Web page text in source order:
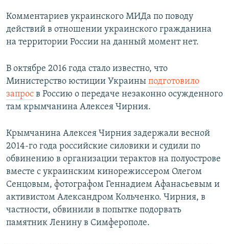
Комментариев украинского МИДа по поводу
действий в отношении украинского гражданина
на территории России на данный момент нет.
В октябре 2016 года стало известно, что
Министерство юстиции Украины подготовило
запрос в Россию о передаче незаконно осужденного
там крымчанина Алексея Чирния.
Крымчанина Алексея Чирния задержали весной
2014-го года российские силовики и судили по
обвинению в организации терактов на полуострове
вместе с украинским кинорежиссером Олегом
Сенцовым, фотографом Геннадием Афанасьевым и
активистом Александром Кольченко. Чирния, в
частности, обвинили в попытке подорвать
памятник Ленину в Симферополе.